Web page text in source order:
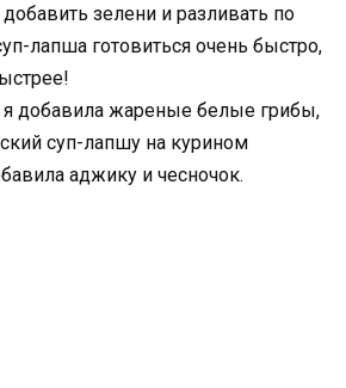
зелени и разливать по
лапша готовиться очень быстро,
добавила жареные белые грибы,
суп-лапшу на курином
аджику и чесночок.